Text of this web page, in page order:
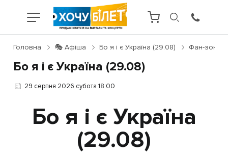
Головна 🎭 Афіша Бо я і є Україна (29.08) Фан-зони
Бо я і є Україна (29.08)
29 серпня 2026 субота 18:00
Бо я і є Україна
(29.08)